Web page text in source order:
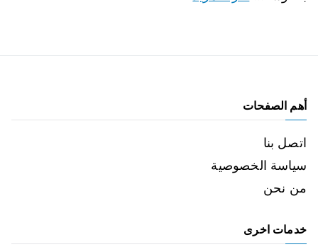
أهم الصفحات
اتصل بنا
سياسة الخصوصية
من نحن
خدمات اخرى